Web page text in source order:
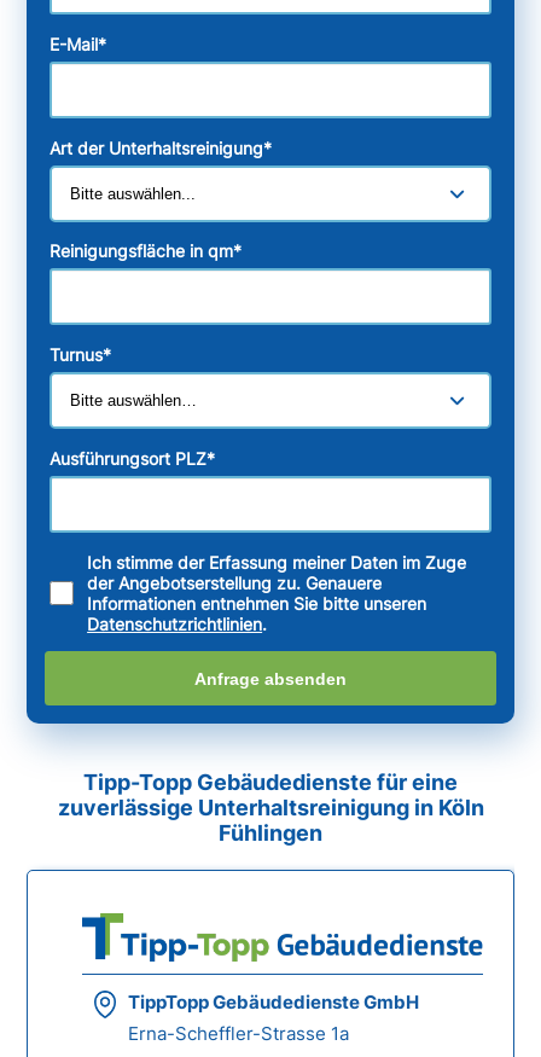
E-Mail*
Art der Unterhaltsreinigung*
Reinigungsfläche in qm*
Turnus*
Ausführungsort PLZ*
Ich stimme der Erfassung meiner Daten im Zuge
der Angebotserstellung zu. Genauere
Informationen entnehmen Sie bitte unseren
Datenschutzrichtlinien.
Anfrage absenden
Tipp-Topp Gebäudedienste für eine
zuverlässige Unterhaltsreinigung in Köln
Fühlingen
TippTopp Gebäudedienste GmbH
Erna-Scheffler-Strasse 1a